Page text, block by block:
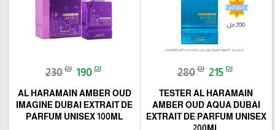
280₪ 215 ₪
TESTER AL HARAMAIN
AMBER OUD AQUA DUBAI
EXTRAIT DE PARFUM UNISEX
200ML
230₪ 190 ₪
AL HARAMAIN AMBER OUD
IMAGINE DUBAI EXTRAIT DE
PARFUM UNISEX 100ML